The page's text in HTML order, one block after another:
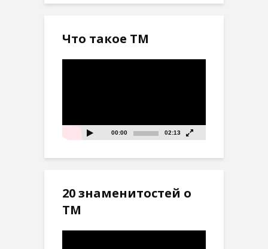
Что такое ТМ
00:00 02:13
20 знаменитостей о
ТМ